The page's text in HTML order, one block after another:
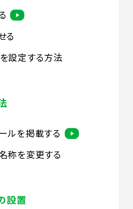
る
設定する方法
ルを掲載する
称を変更する
設置